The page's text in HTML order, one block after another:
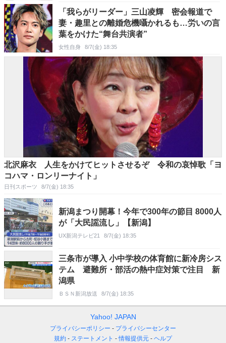
「我らがリーダー」三山凌輝 密会報道で
妻・趣里との離婚危機囁かれるも…労いの言
葉をかけた“舞台共演者”
女性自身 8/7(金) 18:35
北沢麻衣 人生をかけてヒットさせるぞ 令和の哀悼歌「ヨ
コハマ・ロンリーナイト」
日刊スポーツ 8/7(金) 18:35
新潟まつり開幕！今年で300年の節目 8000人
が「大民謡流し」【新潟】
UX新潟テレビ21 8/7(金) 18:35
三条市が導入 小中学校の体育館に新冷房シス
テム 避難所・部活の熱中症対策で注目 新
潟県
ＢＳＮ新潟放送 8/7(金) 18:35
Yahoo! JAPAN
プライバシーポリシー
プライバシーセンター
規約
ステートメント 情報提供元 ヘルプ